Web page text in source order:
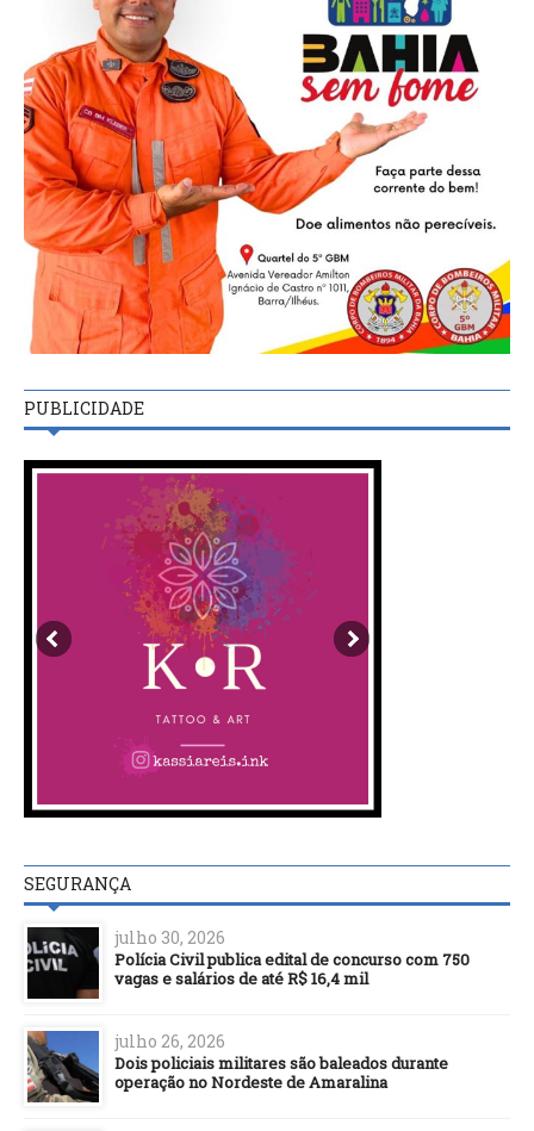
PUBLICIDADE
SEGURANÇA
julho 30, 2026
Polícia Civil publica edital de concurso com 750
vagas e salários de até R$ 16,4 mil
julho 26, 2026
Dois policiais militares são baleados durante
operação no Nordeste de Amaralina